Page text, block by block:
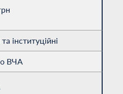
інституційні
ВЧА